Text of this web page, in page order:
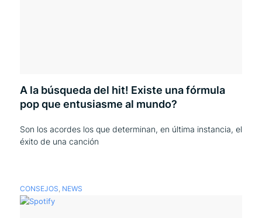
A la búsqueda del hit! Existe una fórmula
pop que entusiasme al mundo?
Son los acordes los que determinan, en última instancia, el
éxito de una canción
CONSEJOS, NEWS